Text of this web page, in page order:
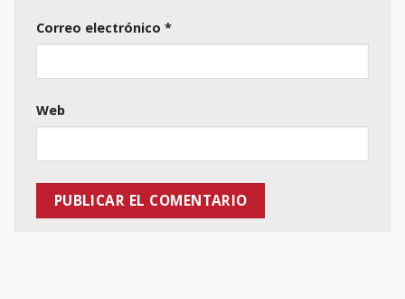
Correo electrónico *
Web